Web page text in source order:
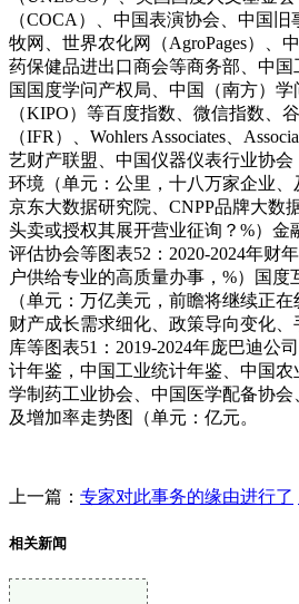
（COCA）、中国表演协会、中国
牧网、世界农化网（AgroPages）
药保健品进出口商会等商务部、中
国国度学问产权局、中国（南方）
（KIPO）等百度指数、微信指数
（IFR）、Wohlers Associates、
艺财产联盟、中国仪器仪表行业协
环境（单元：公里，十八万家企业
京东大数据研究院、CNPP品牌大数
头卖或授权其展开营业征询？%）
评估协会等图表52：2020-2024年财
户供给专业的高质量办事，%）国
（单元：万亿美元，前瞻将继续正
财产成长需求细化、政策导向变化
库等图表51：2019-2024年庞巴迪
计年鉴，中国工业统计年鉴、中国
学制药工业协会、中国医学配备协
及增加率走势图（单元：亿元。
上一篇： 专家对此事务的缘由进行了
相关新闻